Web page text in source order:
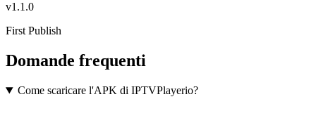
v1.1.0
First Publish
Domande frequenti
Come scaricare l'APK di IPTVPlayerio?